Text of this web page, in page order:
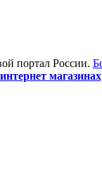
портал России.
магазинах